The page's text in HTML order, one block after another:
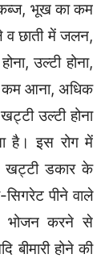
कब्ज, भूख का कम
छाती में जलन,
उल्टी होना,
कम आना, अधिक
उल्टी होना
है। इस रोग में
खट्टी डकार के
पीने वाले
भोजन करने से
बीमारी होने की